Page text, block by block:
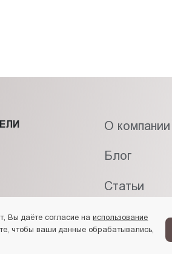
О компании
Блог
Статьи
Контакты
Вы даёте согласие наиспользование
чтобы ваши данные обрабатывались,